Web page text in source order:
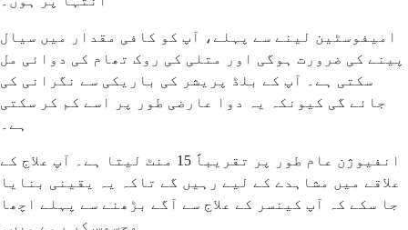
امیفوسٹین لینے سے پہلے، آپ کو کافی مقدار میں سیال
پینے کی ضرورت ہوگی اور متلی کی روک تھام کی دوائی مل
سکتی ہے۔ آپ کے بلڈ پریشر کی باریکی سے نگرانی کی
جائے گی کیونکہ یہ دوا عارضی طور پر اسے کم کر سکتی
ہے۔
انفیوژن عام طور پر تقریباً 15 منٹ لیتا ہے۔ آپ علاج کے
علاقے میں مشاہدے کے لیے رہیں گے تاکہ یہ یقینی بنایا
جا سکے کہ آپ کینسر کے علاج سے آگے بڑھنے سے پہلے اچھا
محسوس کر رہے ہیں۔